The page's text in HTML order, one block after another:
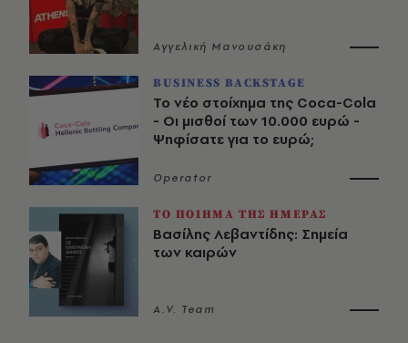
Αγγελική Μανουσάκη
BUSINESS BACKSTAGE
Το νέο στοίχημα της Coca-Cola
- Οι μισθοί των 10.000 ευρώ -
Ψηφίσατε για το ευρώ;
Operator
ΤΟ ΠΟΙΗΜΑ ΤΗΣ ΗΜΕΡΑΣ
Βασίλης Λεβαντίδης: Σημεία
των καιρών
A.V. Team